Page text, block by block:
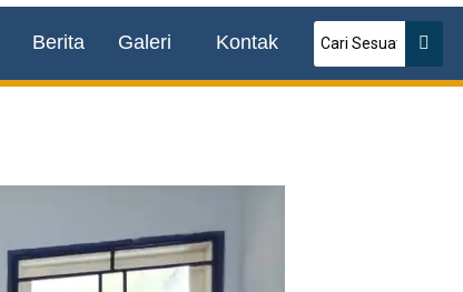
Berita Galeri Kontak